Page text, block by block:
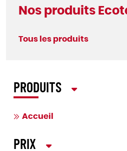
Nos produits
Tous les produits
PRODUITS
Accueil
PRIX